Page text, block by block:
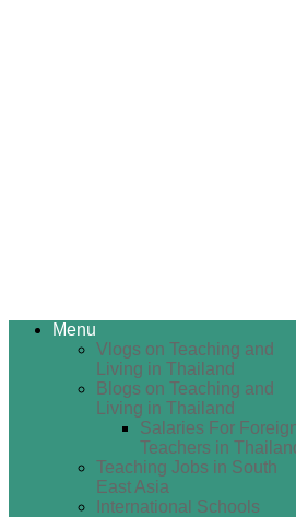
Menu
Vlogs on Teaching and
Living in Thailand
Blogs on Teaching and
Living in Thailand
Salaries For
Teachers in
Teaching Jobs in South
East Asia
International Schools